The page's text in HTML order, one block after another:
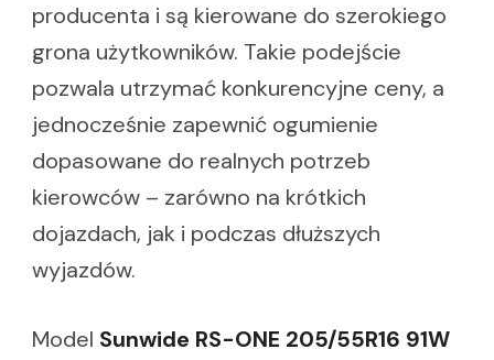
producenta i są kierowane do szerokiego
grona użytkowników. Takie podejście
pozwala utrzymać konkurencyjne ceny, a
jednocześnie zapewnić ogumienie
dopasowane do realnych potrzeb
kierowców – zarówno na krótkich
dojazdach, jak i podczas dłuższych
wyjazdów.
Model Sunwide RS-ONE 205/55R16 91W